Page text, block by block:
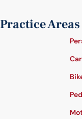
Practice Areas